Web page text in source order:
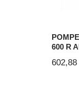
600 R
602,88